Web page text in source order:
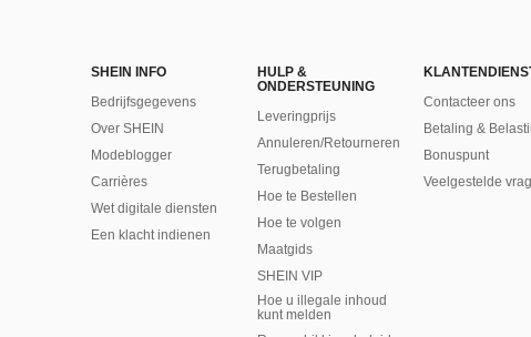
SHEIN INFO
Bedrijfsgegevens
Over SHEIN
Modeblogger
Carrières
Wet digitale diensten
Een klacht indienen
HULP &
ONDERSTEUNING
Leveringprijs
Annuleren/Retourneren
Terugbetaling
Hoe te Bestellen
Hoe te volgen
Maatgids
SHEIN VIP
Hoe u illegale inhoud
kunt melden
Contacteer ons
Betaling &
Bonuspunt
Veelgestelde